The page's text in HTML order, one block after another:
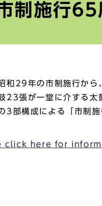
制施行65
和29年の市制施行か
23張が一堂に介する太
3部構成による「市制
click here for